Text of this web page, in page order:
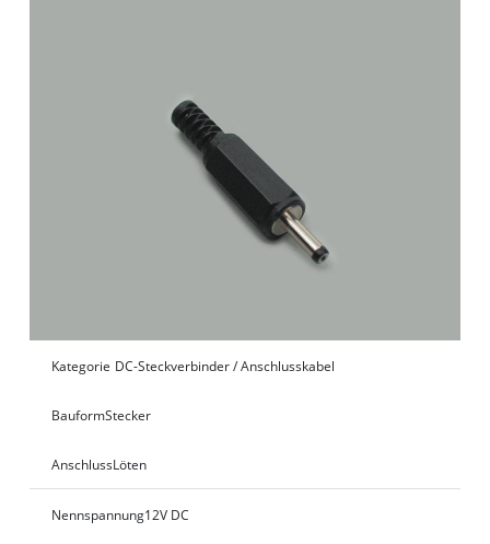
Kategorie DC-Steckverbinder / Anschlusskabel
BauformStecker
AnschlussLöten
Nennspannung12V DC